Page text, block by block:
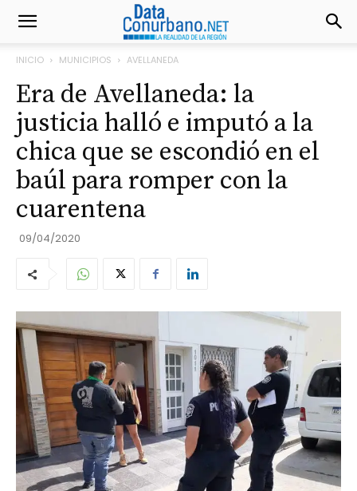
INICIO MUNICIPIOS AVELLANEDA
Era de Avellaneda: la
justicia halló e imputó a la
chica que se escondió en el
baúl para romper con la
cuarentena
09/04/2020